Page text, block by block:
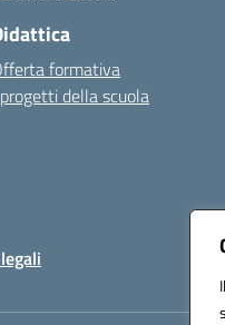
formativa
della scuola